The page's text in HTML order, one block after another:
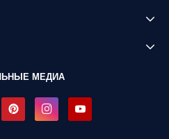
МЕДИА